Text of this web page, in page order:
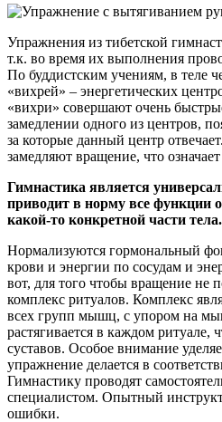
Упражнения из тибетской
т.к. во время их выполнения
По буддистским учениям, в теле
«вихрей» – энергетических
«вихри» совершают очень
замедлении одного из центров,
за которые данный центр
замедляют вращение, что
Гимнастика является
приводит в норму все функции
какой-то конкретной части тела.
Нормализуются гормональный
крови и энергии по сосудам и
вот, для того чтобы вращение не
комплекс ритуалов. Комплекс
всех групп мышц, с упором на
растягивается в каждом ритуале,
суставов. Особое внимание
упражнение делается в
Гимнастику проводят
специалистом. Опытный
ошибки.